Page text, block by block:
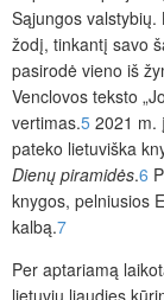
Sąjungos
žodį, tinkantį savo
pasirodė vieno iš
Venclovos teksto
vertimas.5 2021 m.
pateko lietuviška
Dienų piramidės.6
knygos, pelniusios
kalbą.7
Per aptariamą
lietuvių liaudies